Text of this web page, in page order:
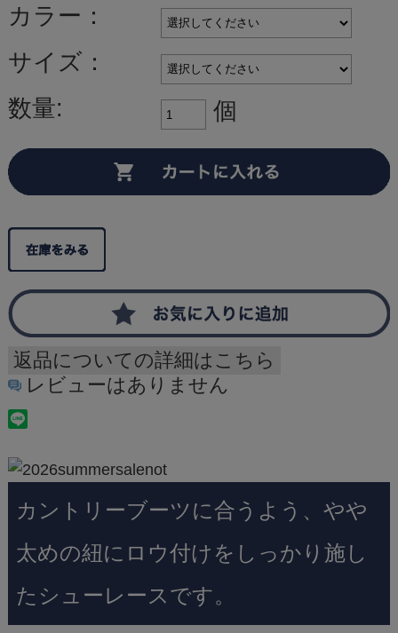
カラー：
サイズ：
数量:
個
返品についての詳細はこちら
レビューはありません
カントリーブーツに合うよう、やや
太めの紐にロウ付けをしっかり施し
たシューレースです。